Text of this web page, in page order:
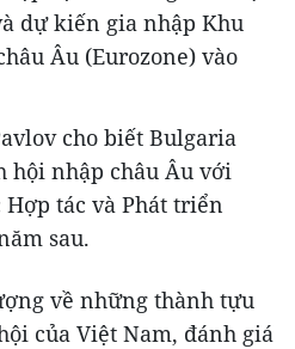
dự kiến gia nhập Khu
Âu (Eurozone) vào
cho biết Bulgaria
hội nhập châu Âu với
tác và Phát triển
sau.
về những thành tựu
của Việt Nam, đánh giá